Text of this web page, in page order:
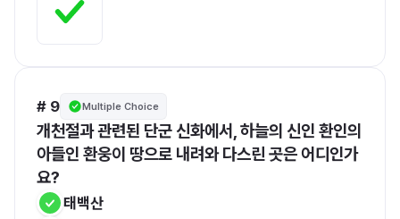
# 9 Multiple Choice
개천절과 관련된 단군 신화에서, 하늘의 신인 환인의
아들인 환웅이 땅으로 내려와 다스린 곳은 어디인가
요?
태백산